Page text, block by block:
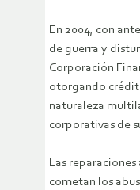
En 2004, con
de guerra y
Corporación
otorgando
naturaleza
corporativas de
Las
cometan los